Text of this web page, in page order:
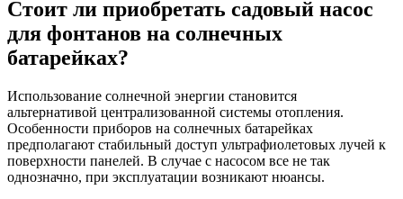
Стоит ли приобретать садовый насос
для фонтанов на солнечных
батарейках?
Использование солнечной энергии становится
альтернативой централизованной системы отопления.
Особенности приборов на солнечных батарейках
предполагают стабильный доступ ультрафиолетовых лучей к
поверхности панелей. В случае с насосом все не так
однозначно, при эксплуатации возникают нюансы.